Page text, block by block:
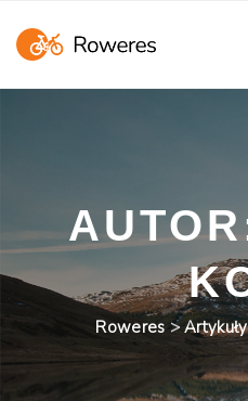
Roweres>